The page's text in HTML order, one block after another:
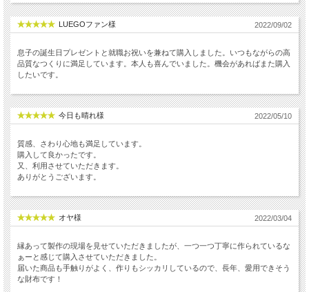
LUEGOファン様 2022/09/02
息子の誕生日プレゼントと就職お祝いを兼ねて購入しました。いつもながらの高
品質なつくりに満足しています。本人も喜んでいました。機会があればまた購入
したいです。
今日も晴れ様 2022/05/10
質感、さわり心地も満足しています。
購入して良かったです。
又、利用させていただきます。
ありがとうございます。
オヤ様 2022/03/04
縁あって製作の現場を見せていただきましたが、一つ一つ丁寧に作られているな
ぁーと感じて購入させていただきました。
届いた商品も手触りがよく、作りもシッカリしているので、長年、愛用できそう
な財布です！